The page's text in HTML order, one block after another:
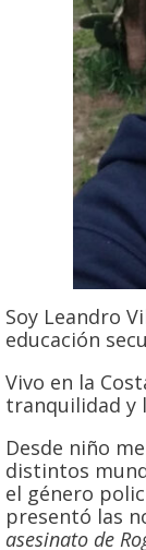
Soy Leandro
educación
Vivo en la
tranquilidad y
Desde niño
distintos
el género
presentó las
asesinato de